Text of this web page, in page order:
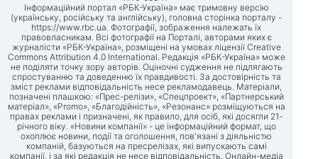
Інформаційний портал «РБК-Україна» має тримовну версію
(українську, російську та англійську), головна сторінка порталу -
https://www.rbc.ua. Фотографії, зображення належать їх
правовласникам. Всі фотографії на Порталі, авторами яких є
журналісти «РБК-Україна», розміщені на умовах ліцензії Creative
Commons Attribution 4.0 International. Редакція «РБК-Україна» може
не поділяти точку зору авторів. Оціночні судження не підлягають
спростуванню та доведенню їх правдивості. За достовірність та
зміст реклами відповідальність несе рекламодавець. Матеріали,
позначені плашкою: «Прес-релізи», «Спецпроект», «Партнерський
матеріал», «Promo», «Благодійність», «Резонанс» розміщуються на
правах реклами і призначені, як правило, для осіб, які досягли 21-
річного віку. «Новини компанії» - це інформаційний формат, що
охоплює новини, події та оголошення, пов'язані з діяльністю
компаній, базуються на пресрелізах, які випускають самі
компанії, і за які редакція не несе відповідальність. Онлайн-медіа